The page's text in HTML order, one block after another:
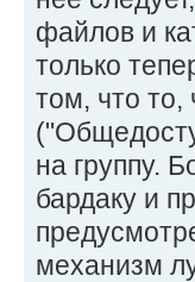
файлов и
только
том, что
на группу.
бардаку и
механизм